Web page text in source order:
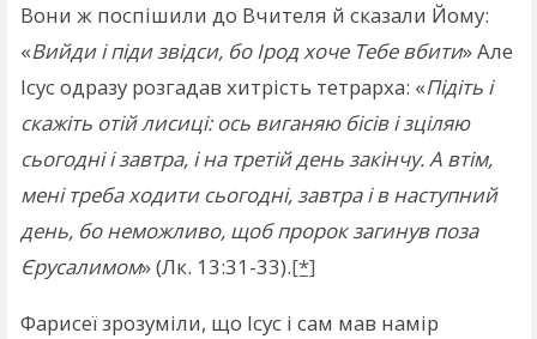
Вони ж поспішили до Вчителя й сказали Йому:
«Вийди і піди звідси, бо Ірод хоче Тебе вбити» Але
Ісус одразу розгадав хитрість тетрарха: «Підіть і
скажіть отій лисиці: ось виганяю бісів і зціляю
сьогодні і завтра, і на третій день закінчу. А втім,
мені треба ходити сьогодні, завтра і в наступний
день, бо неможливо, щоб пророк загинув поза
Єрусалимом» (Лк. 13:31-33).[*]
Фарисеї зрозуміли, що Ісус і сам мав намір